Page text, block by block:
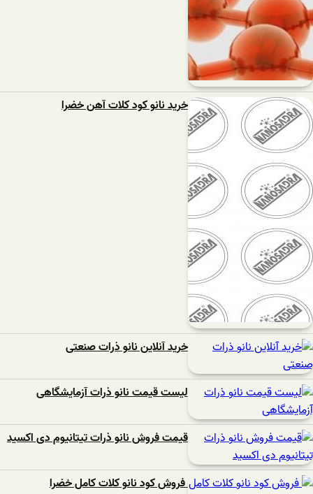
خرید نانو کود کلات آهن خضرا
خرید آنلاین نانو ذرات صنعتی
لیست قیمت نانو ذرات آزمایشگاهی
قیمت فروش نانو ذرات تیتانیوم دی اکسید
فروش کود نانو کلات کامل خضرا